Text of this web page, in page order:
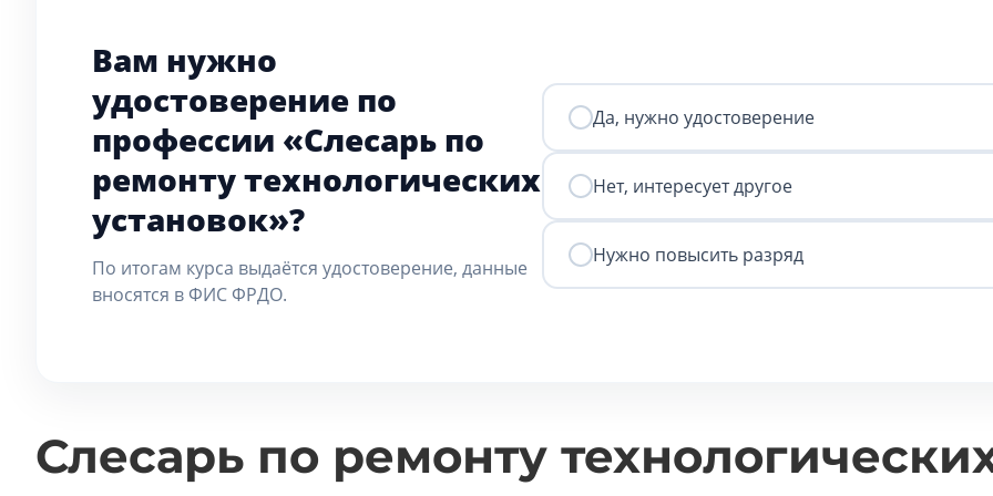
Вам нужно
удостоверение по
профессии «Слесарь по
ремонту технологических
установок»?
По итогам курса выдаётся удостоверение, данные
вносятся в ФИС ФРДО.
Да, нужно удостоверение
Нет, интересует другое
Нужно повысить разряд
Слесарь по ремонту